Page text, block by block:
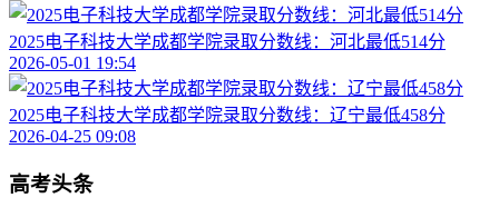
2025电子科技大学成都学院录取分数线：河北最低514分
2026-05-01 19:54
2025电子科技大学成都学院录取分数线：辽宁最低458分
2026-04-25 09:08
高考头条